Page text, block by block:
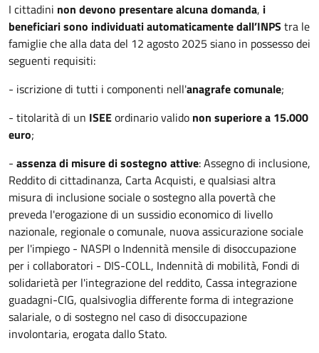
I cittadini non devono presentare alcuna domanda, i
beneficiarisono individuati automaticamente dall’INPS tra le
famiglie che alla data del 12 agosto 2025 siano in possesso dei
seguenti requisiti:
- iscrizione di tutti i componenti nell'anagrafe comunale;
- titolarità di un ISEEordinario valido non superiore a 15.000
euro;
- assenza di misure di sostegno attive: Assegno di inclusione,
Reddito di cittadinanza, Carta Acquisti, e qualsiasi altra
misura di inclusione sociale o sostegno alla povertà che
preveda l'erogazione di un sussidio economico di livello
nazionale, regionale o comunale, nuova assicurazione sociale
per l'impiego - NASPI o Indennità mensile di disoccupazione
per i collaboratori - DIS-COLL, Indennità di mobilità, Fondi di
solidarietà per l'integrazione del reddito, Cassa integrazione
guadagni-CIG, qualsivoglia differente forma di integrazione
salariale, o di sostegno nel caso di disoccupazione
involontaria, erogata dallo Stato.